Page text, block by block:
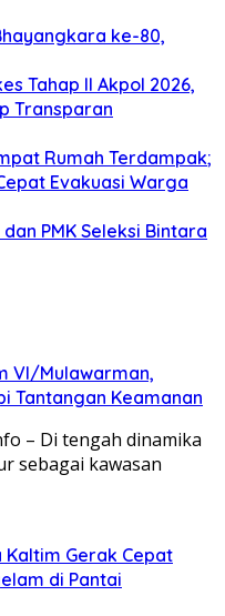
ke-80,
Tahap II Akpol 2026,
Transparan
Rumah Terdampak;
Evakuasi Warga
PMK Seleksi Bintara
VI/Mulawarman,
Tantangan Keamanan
– Di tengah dinamika
sebagai kawasan
Gerak Cepat
di Pantai